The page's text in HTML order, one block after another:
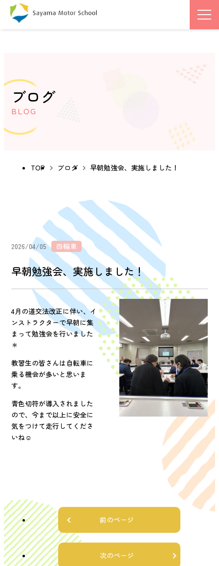
ブログ
BLOG
TOP ブログ 早朝勉強会、実施しました！
2026/04/05 四輪車
早朝勉強会、実施しました！
4月の道交法改正に伴い、イ
ンストラクターで早朝に集
まって勉強会を行いました
＊
教習生の皆さんは自転車に
乗る機会が多いと思いま
す。
青色切符が導入されました
ので、今まで以上に安全に
気をつけて走行してくださ
いね☺︎
前のページ
次のページ